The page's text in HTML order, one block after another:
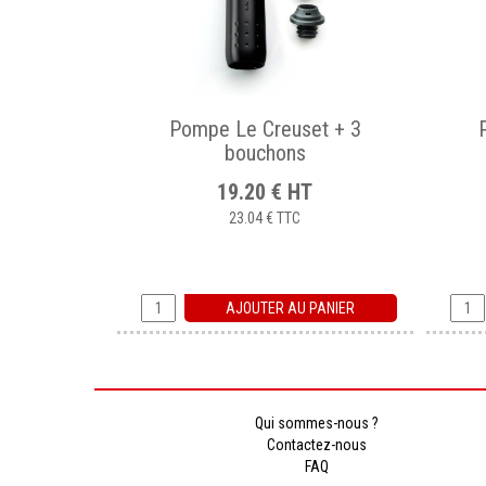
Pompe Le Creuset + 3
bouchons
19.20 € HT
23.04 €TTC
AJOUTER AU PANIER
Qui sommes-nous ?
Contactez-nous
FAQ